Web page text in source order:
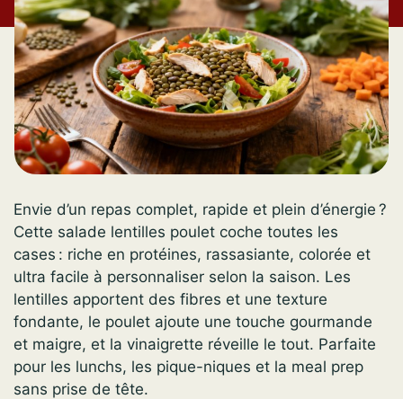
Envie d’un repas complet, rapide et plein d’énergie ?
Cette salade lentilles poulet coche toutes les
cases : riche en protéines, rassasiante, colorée et
ultra facile à personnaliser selon la saison. Les
lentilles apportent des fibres et une texture
fondante, le poulet ajoute une touche gourmande
et maigre, et la vinaigrette réveille le tout. Parfaite
pour les lunchs, les pique-niques et la meal prep
sans prise de tête.